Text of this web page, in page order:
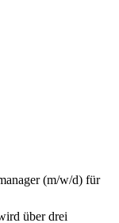
(m/w/d) für
über drei